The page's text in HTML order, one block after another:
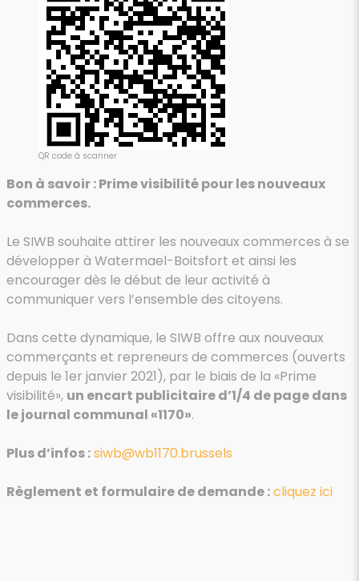
QR code à scanner
Bon à savoir : Prime visibilité pour les nouveaux
commerces.
Le SIWB souhaite attirer les nouveaux commerces à se
développer à Watermael-Boitsfort et ainsi les
encourager dès le début de leur activité à
communiquer vers l’ensemble des citoyens.
Dans cette dynamique, le SIWB offre aux nouveaux
commerçants et repreneurs de commerces (ouverts
depuis le 1er janvier 2021), par le biais de la «Prime
visibilité», un encart publicitaire d’1/4 de page dans
le journal communal «1170».
Plus d’infos :siwb@wb1170.brussels
Règlement et formulaire de demande :cliquez ici